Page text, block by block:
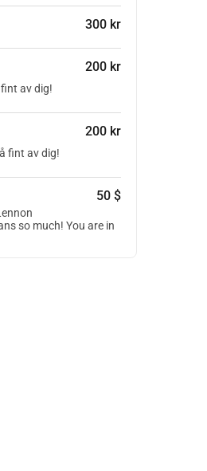
300 kr
200 kr
av dig!
200 kr
fint av dig!
50 $
so much! You are in